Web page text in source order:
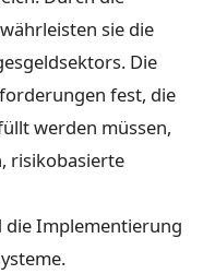
sie die
Die
fest, die
werden müssen,
risikobasierte
Implementierung